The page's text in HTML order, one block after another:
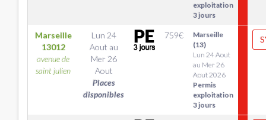
exploitation
3 jours
Marseille
13012
avenue de
saint julien
Lun 24
Aout au
Mer 26
Aout
Places
disponibles
759€
Marseille
(13)
Lun 24 Aout
au Mer 26
Aout 2026
Permis
exploitation
3 jours